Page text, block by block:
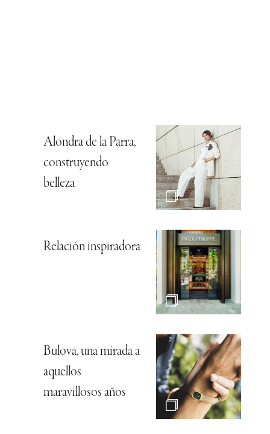
Alondra de la Parra,
construyendo
belleza
Relación inspiradora
Bulova, una mirada a
aquellos
maravillosos años